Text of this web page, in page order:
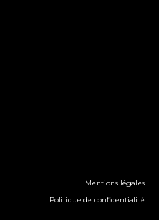
Mentions légales
Politique de confidentialité